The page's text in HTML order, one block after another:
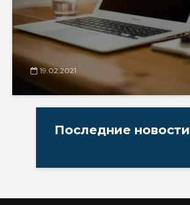
19.02.2021
Последние новости